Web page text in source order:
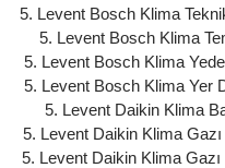
5. Levent Bosch Klima
5. Levent Bosch Klima
5. Levent Bosch Klima
5. Levent Bosch Klima Yer
5. Levent Daikin Klima
5. Levent Daikin Klima
5. Levent Daikin Klima Gazı